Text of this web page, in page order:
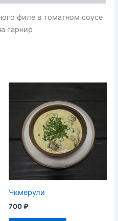
филе в томатном соусе
гарнир
Чкмерули
700₽